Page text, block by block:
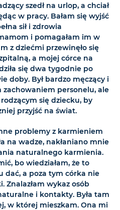
szedł na urlop, a chciał
w pracy. Bałam się wyjść
sił i zdrowia
i pomagałam im w
z dziećmi przewinęło się
a mojej córce na
się dwa tygodnie po
doby. Był bardzo męczący i
personelu, ale
się dziecku, by
przyjść na świat.
problemy z karmieniem
na wadze, nakłaniano mnie
naturalnego karmienia.
bo wiedziałam, że to
dać, a poza tym córka nie
Znalazłam wykaz osób
i kontakty. Była tam
w której mieszkam. Ona mi